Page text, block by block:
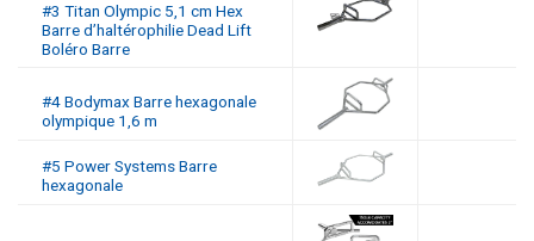
#3 Titan Olympic 5,1 cm Hex
Barre d’haltérophilie Dead Lift
Boléro Barre
#4 Bodymax Barre hexagonale
olympique 1,6 m
#5 Power Systems Barre
hexagonale